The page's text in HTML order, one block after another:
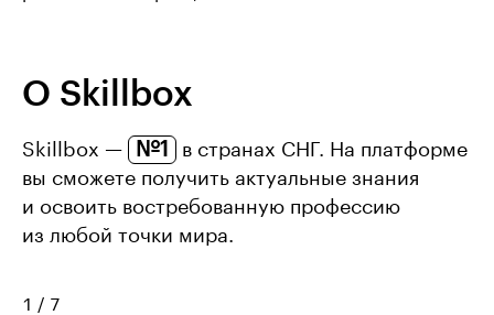
О Skillbox
Skillbox — №1
в странах СНГ. На платформе
вы сможете получить актуальные знания
и освоить востребованную профессию
из любой точки мира.
1 / 7